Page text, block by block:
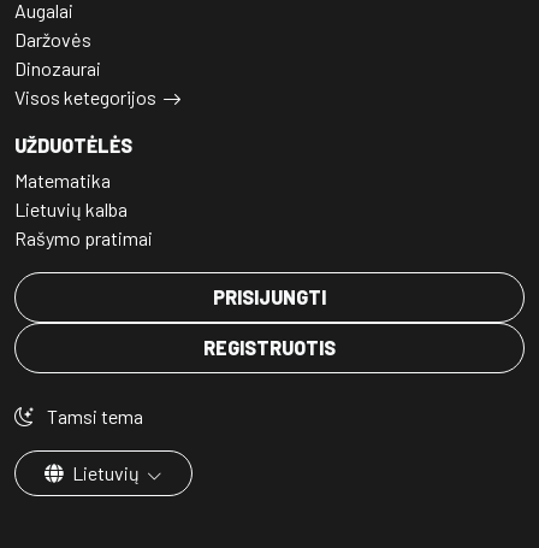
Augalai
Daržovės
Dinozaurai
Visos ketegorijos
UŽDUOTĖLĖS
Matematika
Lietuvių kalba
Rašymo pratimai
PRISIJUNGTI
REGISTRUOTIS
Tamsi tema
Lietuvių